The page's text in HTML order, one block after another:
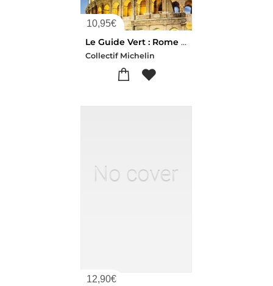
10,95€
Le Guide Vert : Rome : Plan De Ville Plastifie
Collectif Michelin
12,90€